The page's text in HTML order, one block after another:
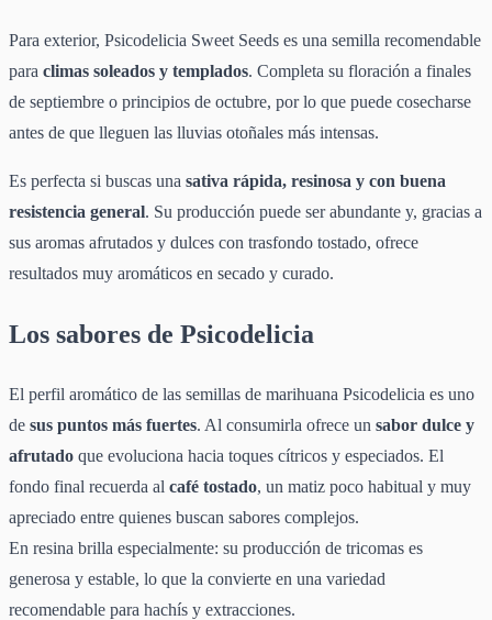
Para exterior, Psicodelicia Sweet Seeds es una semilla recomendable
para climas soleados y templados. Completa su floración a finales
de septiembre o principios de octubre, por lo que puede cosecharse
antes de que lleguen las lluvias otoñales más intensas.
Es perfecta si buscas una sativa rápida, resinosa y con buena
resistencia general. Su producción puede ser abundante y, gracias a
sus aromas afrutados y dulces con trasfondo tostado, ofrece
resultados muy aromáticos en secado y curado.
Los sabores de Psicodelicia
El perfil aromático de las semillas de marihuana Psicodelicia es uno
de sus puntos más fuertes. Al consumirla ofrece un sabor dulce y
afrutado que evoluciona hacia toques cítricos y especiados. El
fondo final recuerda al café tostado, un matiz poco habitual y muy
apreciado entre quienes buscan sabores complejos.
En resina brilla especialmente: su producción de tricomas es
generosa y estable, lo que la convierte en una variedad
recomendable para hachís y extracciones.